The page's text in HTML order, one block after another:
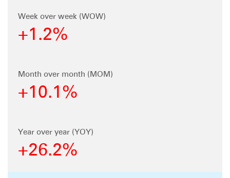
Week over week (WOW)
+1.2%
Month over month (MOM)
+10.1%
Year over year (YOY)
+26.2%